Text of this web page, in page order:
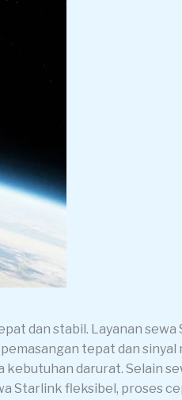
dan stabil. Layanan sewa
tepat dan sinyal
darurat. Selain
Starlink fleksibel, proses